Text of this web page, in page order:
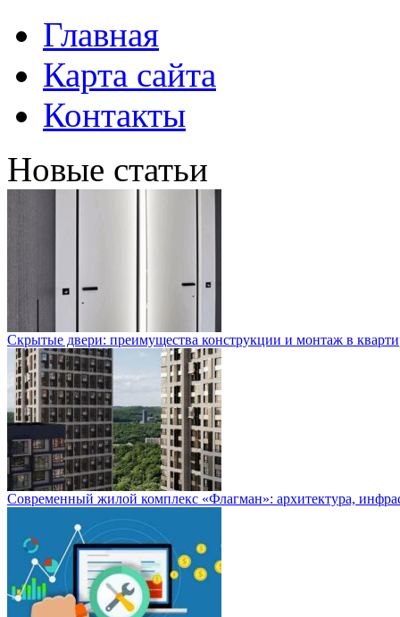
Главная
Карта сайта
Контакты
Новые статьи
Скрытые двери: преимущества конструкции и монтаж в
Современный жилой комплекс «Флагман»: архитектура,